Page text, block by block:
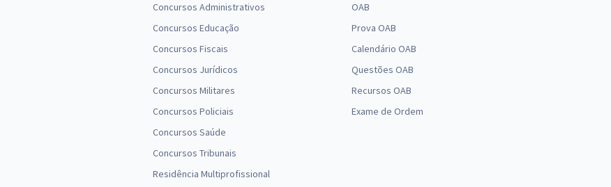
Concursos Administrativos
Concursos Educação
Concursos Fiscais
Concursos Jurídicos
Concursos Militares
Concursos Policiais
Concursos Saúde
Concursos Tribunais
Residência Multiprofissional
OAB
Prova OAB
Calendário OAB
Questões OAB
Recursos OAB
Exame de Ordem